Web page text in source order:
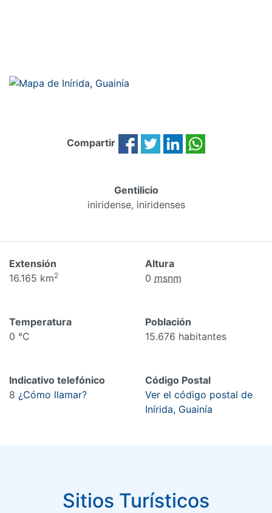
Compartir
Gentilicio
iniridense, iniridenses
Extensión
16.165 km2
Altura
0 msnm
Temperatura
0 °C
Población
15.676 habitantes
Indicativo telefónico
8 ¿Cómo llamar?
Código Postal
Ver el código postal de
Inírida, Guainía
Sitios Turísticos